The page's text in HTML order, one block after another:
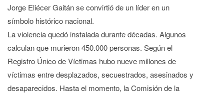
Jorge Eliécer Gaitán se convirtió de un líder en un
símbolo histórico nacional.
La violencia quedó instalada durante décadas. Algunos
calculan que murieron 450.000 personas. Según el
Registro Único de Víctimas hubo nueve millones de
víctimas entre desplazados, secuestrados, asesinados y
desaparecidos. Hasta el momento, la Comisión de la